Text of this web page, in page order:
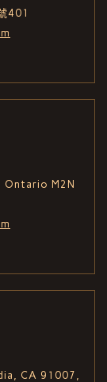
401
M2N
CA 91007,